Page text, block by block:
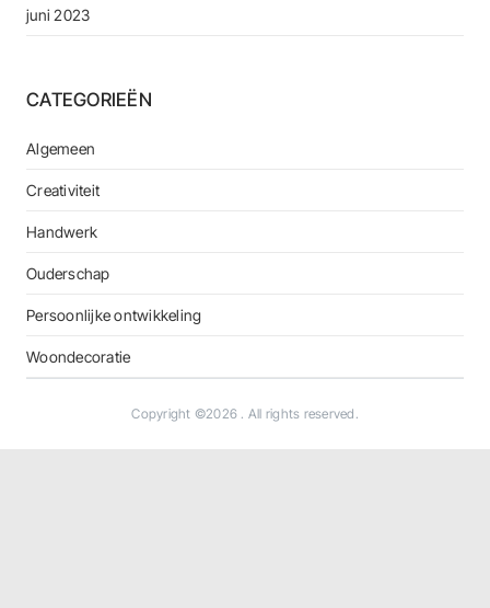
juni 2023
CATEGORIEËN
Algemeen
Creativiteit
Handwerk
Ouderschap
Persoonlijke ontwikkeling
Woondecoratie
Copyright ©2026 . All rights reserved.